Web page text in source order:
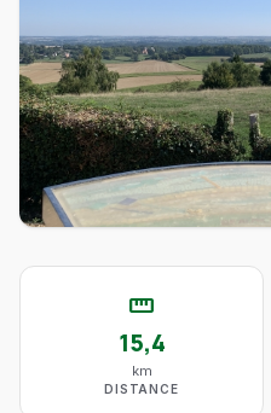
straighten
15,4
km
DISTANCE